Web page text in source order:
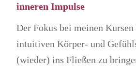
inneren Impulse
Der Fokus bei meinen
intuitiven Körper- und
(wieder) ins Fließen zu